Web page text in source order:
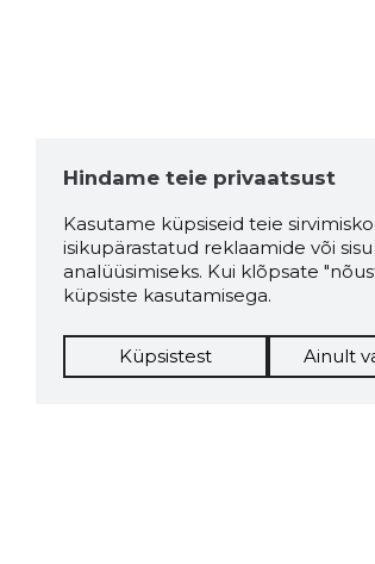
Hindame teie privaatsust
Kasutame küpsiseid teie
isikupärastatud reklaamide või
analüüsimiseks. Kui klõpsate
küpsiste kasutamisega.
Küpsistest Ainult